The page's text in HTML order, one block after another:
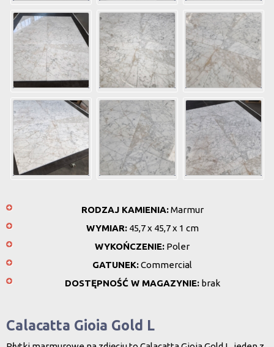
RODZAJ KAMIENIA:Marmur
WYMIAR:45,7 x 45,7 x 1 cm
WYKOŃCZENIE: Poler
GATUNEK:Commercial
DOSTĘPNOŚĆ W MAGAZYNIE:brak
Calacatta Gioia Gold L